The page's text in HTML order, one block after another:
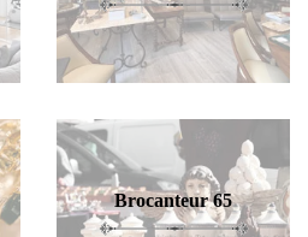
Brocanteur 65